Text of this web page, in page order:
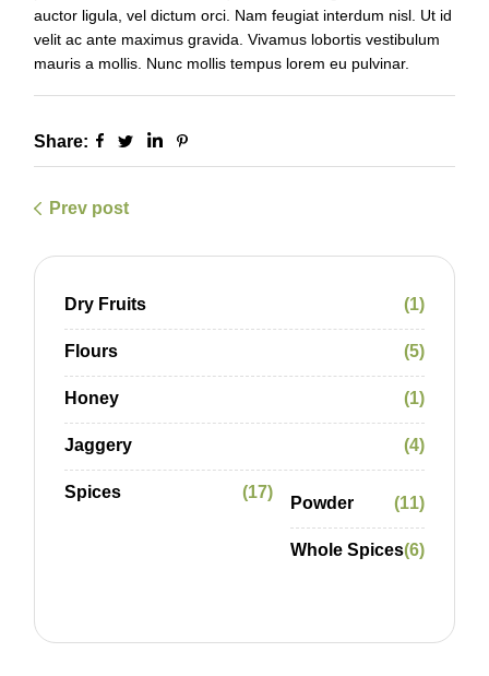
auctor ligula, vel dictum orci. Nam feugiat interdum nisl. Ut id
velit ac ante maximus gravida. Vivamus lobortis vestibulum
mauris a mollis. Nunc mollis tempus lorem eu pulvinar.
Share:
Prev post
Dry Fruits 1
Flours 5
Honey 1
Jaggery 4
Spices 17
Powder 11
Whole Spices 6